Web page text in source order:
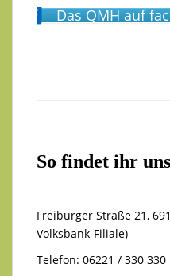
Das QMH auf
So findet ihr
Freiburger Straße 21,
Volksbank-Filiale)
Telefon: 06221 / 330 330